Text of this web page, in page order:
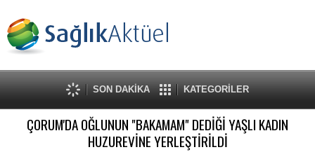
SON DAKİKA KATEGORİLER
ÇORUM'DA OĞLUNUN "BAKAMAM" DEDİĞİ YAŞLI KADIN
HUZUREVİNE YERLEŞTİRİLDİ